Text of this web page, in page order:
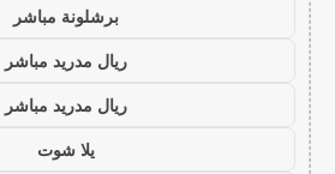
برشلونة مباشر
ريال مدريد مباشر
ريال مدريد مباشر
يلا شوت